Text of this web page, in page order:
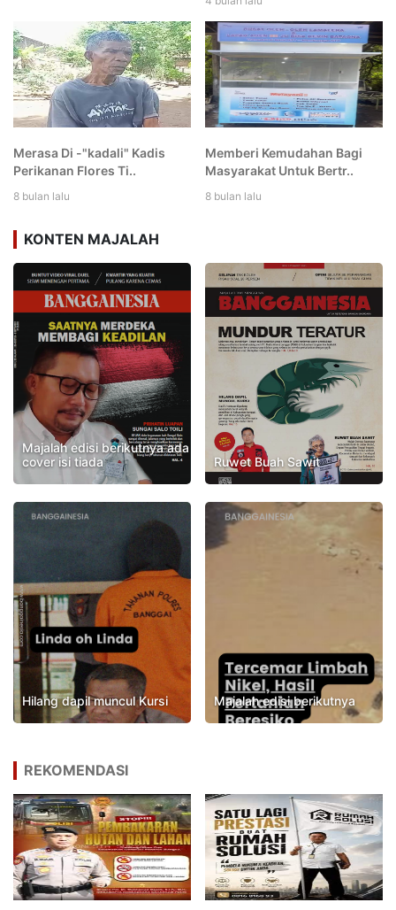
Merasa Di -"kadali" Kadis
Perikanan Flores Ti..
8 bulan lalu
Memberi Kemudahan Bagi
Masyarakat Untuk Bertr..
8 bulan lalu
KONTEN MAJALAH
Majalah edisi berikutnya ada
cover isi tiada
Ruwet Buah Sawit
Hilang dapil muncul Kursi Majalah edisi berikutnya
REKOMENDASI